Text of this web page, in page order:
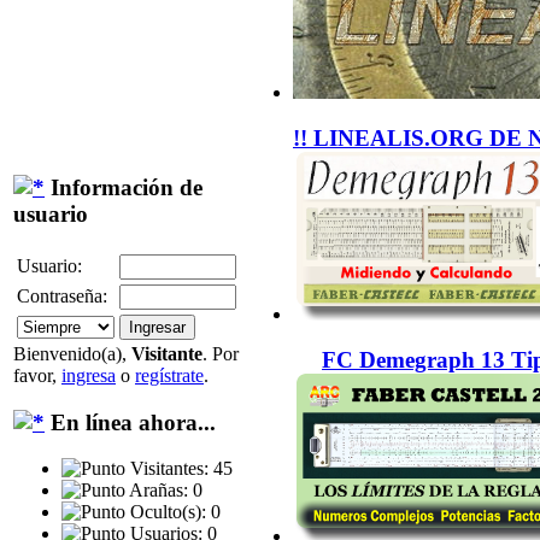
Información de
usuario
Usuario:
Contraseña:
Bienvenido(a), Visitante. Por
favor, ingresa o regístrate.
En línea ahora...
Visitantes: 45
Arañas: 0
Oculto(s): 0
Usuarios: 0
!! LINEALIS.ORG DE
FC Demegraph 13